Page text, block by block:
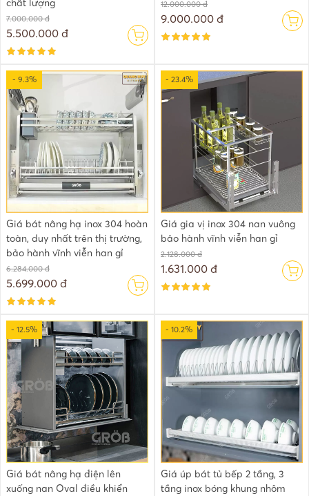
chất lượng
7.000.000 đ
5.500.000 đ
12.000.000 đ
9.000.000 đ
- 9.3%
Giá bát nâng hạ inox 304 hoàn
toàn, duy nhất trên thị trường,
bảo hành vĩnh viễn han gỉ
6.284.000 đ
5.699.000 đ
- 23.4%
Giá gia vị inox 304 nan vuông
bảo hành vĩnh viễn han gỉ
2.128.000 đ
1.631.000 đ
- 12.5%
Giá bát nâng hạ điện lên
xuống nan Oval điều khiển
- 10.2%
Giá úp bát tủ bếp 2 tầng, 3
tầng inox bóng khung nhôm